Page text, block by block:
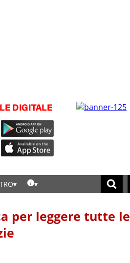
per leggere tutte le